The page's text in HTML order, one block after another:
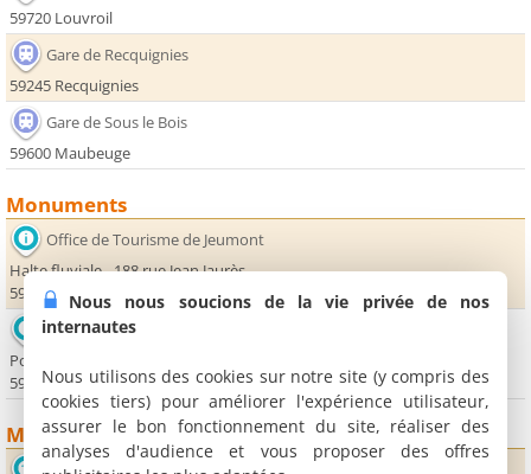
59720 Louvroil
Gare de Recquignies
59245 Recquignies
Gare de Sous le Bois
59600 Maubeuge
Monuments
Office de Tourisme de Jeumont
Halte fluviale - 188 rue Jean Jaurès
59460 Jeumont
Office de Tourisme de Maubeuge
Porte de Mons - Place Vauban
59600 Maubeuge
Musées
Musée Henri Boez
Nous nous soucions de la vie privée de nos
internautes
Nous utilisons des cookies sur notre site (y compris des
cookies tiers) pour améliorer l'expérience utilisateur,
assurer le bon fonctionnement du site, réaliser des
analyses d'audience et vous proposer des offres